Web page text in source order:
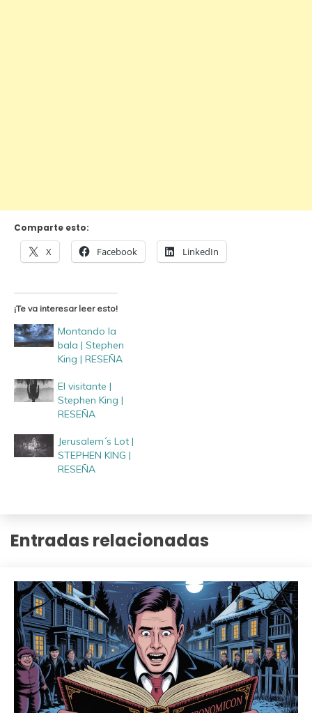
Comparte esto:
X Facebook LinkedIn
¡Te va interesar leer esto!
Montando la
bala | Stephen
King | RESEÑA
El visitante |
Stephen King |
RESEÑA
Jerusalem´s Lot |
STEPHEN KING |
RESEÑA
Entradas relacionadas